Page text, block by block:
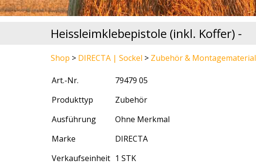
Heissleimklebepistole (inkl. Koffer) -
Shop > DIRECTA | Sockel > Zubehör & Montagematerial
Art.-Nr.
79479 05
Produkttyp
Zubehör
Ausführung
Ohne Merkmal
Marke
DIRECTA
Verkaufseinheit 1 STK